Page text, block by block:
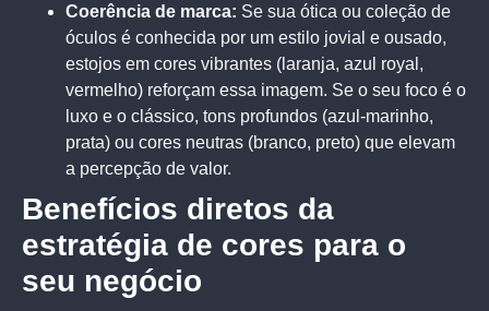
Coerência de marca: Se sua ótica ou coleção de
óculos é conhecida por um estilo jovial e ousado,
estojos em cores vibrantes (laranja, azul royal,
vermelho) reforçam essa imagem. Se o seu foco é o
luxo e o clássico, tons profundos (azul-marinho,
prata) ou cores neutras (branco, preto) que elevam
a percepção de valor.
Benefícios diretos da
estratégia de cores para o
seu negócio